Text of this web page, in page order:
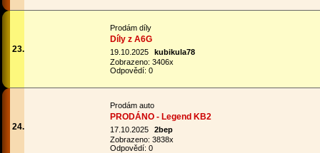
23.
Prodám díly
Díly z A6G
19.10.2025
kubikula78
Zobrazeno: 3406x
Odpovědí: 0
24.
Prodám auto
PRODÁNO - Legend KB2
17.10.2025
2bep
Zobrazeno: 3838x
Odpovědí: 0